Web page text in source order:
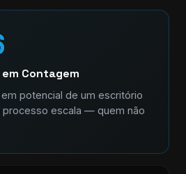
Contagem
potencial de um escritório
processo escala — quem não